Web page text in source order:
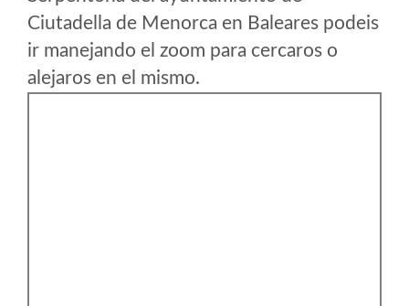
Ciutadella de Menorca en Baleares podeis
ir manejando el zoom para cercaros o
alejaros en el mismo.